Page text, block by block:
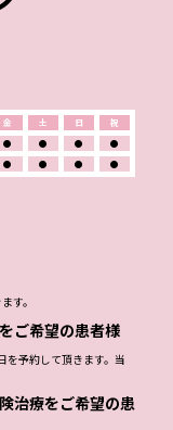
金 土 日
祝
● ● ●
●
● ● ● ●
す。
ご希望の患者様
を予約して頂きます。当
治療をご希望の患